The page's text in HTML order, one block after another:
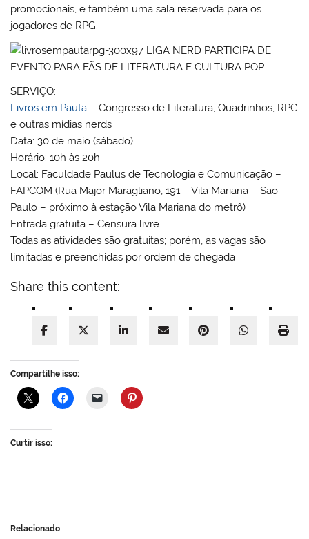
promocionais, e também uma sala reservada para os
jogadores de RPG.
SERVIÇO:
Livros em Pauta – Congresso de Literatura, Quadrinhos, RPG
e outras mídias nerds
Data: 30 de maio (sábado)
Horário: 10h às 20h
Local: Faculdade Paulus de Tecnologia e Comunicação –
FAPCOM (Rua Major Maragliano, 191 – Vila Mariana – São
Paulo – próximo à estação Vila Mariana do metrô)
Entrada gratuita – Censura livre
Todas as atividades são gratuitas; porém, as vagas são
limitadas e preenchidas por ordem de chegada
Share this content:
Compartilhe isso:
Curtir isso:
Relacionado